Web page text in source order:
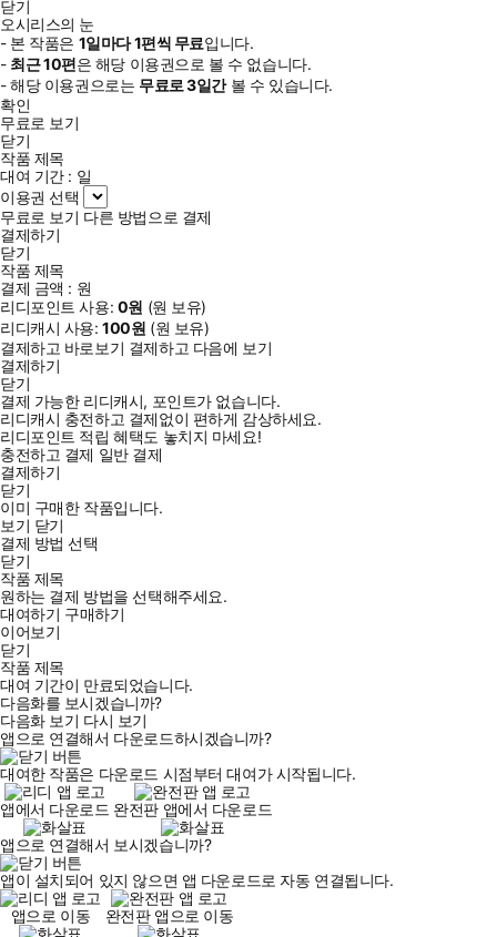
닫기
오시리스의 눈
- 본 작품은 1일마다1편씩 무료입니다.
- 최근10편은 해당 이용권으로 볼 수 없습니다.
- 해당 이용권으로는 무료로3일간볼 수 있습니다.
확인
무료로 보기
닫기
작품 제목
대여 기간 : 일
이용권 선택
무료로 보기 다른 방법으로 결제
결제하기
닫기
작품 제목
결제 금액 : 원
리디포인트 사용: 0원 (원 보유)
리디캐시 사용:100원 (원 보유)
결제하고 바로보기 결제하고 다음에 보기
결제하기
닫기
결제 가능한 리디캐시, 포인트가 없습니다.
리디캐시 충전하고 결제없이 편하게 감상하세요.
리디포인트 적립 혜택도 놓치지 마세요!
충전하고 결제 일반 결제
결제하기
닫기
이미 구매한 작품입니다.
보기 닫기
결제 방법 선택
닫기
작품 제목
원하는 결제 방법을 선택해주세요.
대여하기 구매하기
이어보기
닫기
작품 제목
대여 기간이 만료되었습니다.
다음화를 보시겠습니까?
다음화 보기 다시 보기
앱으로 연결해서 다운로드하시겠습니까?
대여한 작품은 다운로드 시점부터 대여가 시작됩니다.
앱에서 다운로드 완전판 앱에서 다운로드
앱으로 연결해서 보시겠습니까?
앱이 설치되어 있지 않으면 앱 다운로드로 자동 연결됩니다.
앱으로 이동
완전판 앱으로 이동